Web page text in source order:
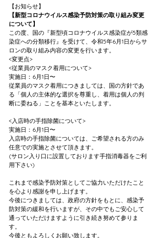
【お知らせ】
【新型コロナウイルス感染予防対策の取り組み変更
について】
この度、国の『新型頃コロナウイルス感染症が5類感
染症への分類移行』を受けて、令和5年6月1日からサ
ロンの取り組み内容の変更を行います。
<変更点>
<従業員のマスク着用について>
実施日：6月1日〜
従業員のマスク着用につきましては、国の方針であ
る「個人の主体的な選択を尊重し、着用は個人の判
断に委ねる」ことを基本といたします。
<入店時の手指除菌について>
実施日：6月1日〜
入店時の手指除菌については、ご希望される方のみ
任意での実施とさせて頂きます。
(サロン入り口に設置しております手指消毒器をご利
用下さい)
これまで感染予防対策としてご協力いただけたこと
を心より感謝を申し上げます。
今後につきましては、政府の方針をもとに、感染予
防対策の緩和を行いますが、その中でもご安心して
通っていただけますように引き続き努めて参りま
す。
今後ともよろしくお願い致します。